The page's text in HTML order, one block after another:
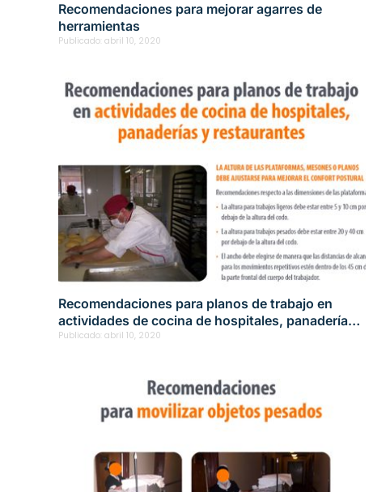
Recomendaciones para mejorar agarres de
herramientas
Publicado: abril 10, 2020
Recomendaciones para planos de trabajo en
actividades de cocina de hospitales, panaderías y
restaurantes
Publicado: abril 10, 2020